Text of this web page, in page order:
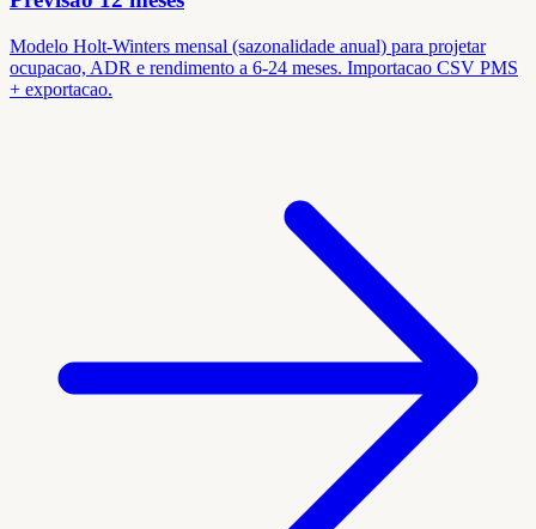
Modelo Holt-Winters mensal (sazonalidade anual) para projetar
ocupacao, ADR e rendimento a 6-24 meses. Importacao CSV PMS
+ exportacao.